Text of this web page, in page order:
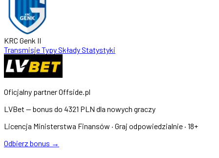
KRC Genk II
TransmisjeTypySkładyStatystyki
Oficjalny partner Offside.pl
LVBet — bonus do 4321 PLN dla nowych graczy
Licencja Ministerstwa Finansów · Graj odpowiedzialnie · 18+
Odbierz bonus →